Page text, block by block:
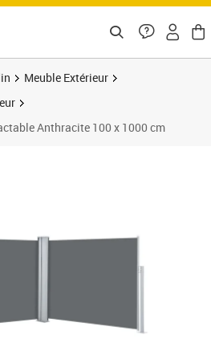
Meuble Extérieur
Anthracite 100 x 1000 cm